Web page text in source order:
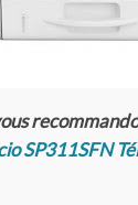
SP311SFN